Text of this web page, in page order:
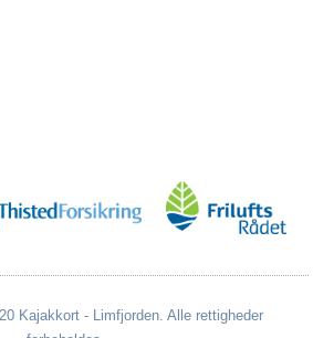
Kajakkort - Limfjorden. Alle rettigheder